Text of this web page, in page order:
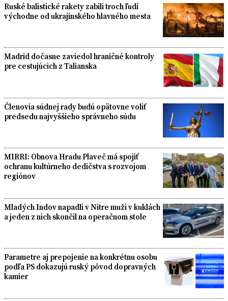
Ruské balistické rakety zabili troch ľudí
východne od ukrajinského hlavného mesta
Madrid dočasne zaviedol hraničné kontroly
pre cestujúcich z Talianska
Členovia súdnej rady budú opätovne voliť
predsedu najvyššieho správneho súdu
MIRRI: Obnova Hradu Plaveč má spojiť
ochranu kultúrneho dedičstva s rozvojom
regiónov
Mladých Indov napadli v Nitre muži v kuklách
a jeden z nich skončil na operačnom stole
Parametre aj prepojenie na konkrétnu osobu
podľa PS dokazujú ruský pôvod dopravných
kamier